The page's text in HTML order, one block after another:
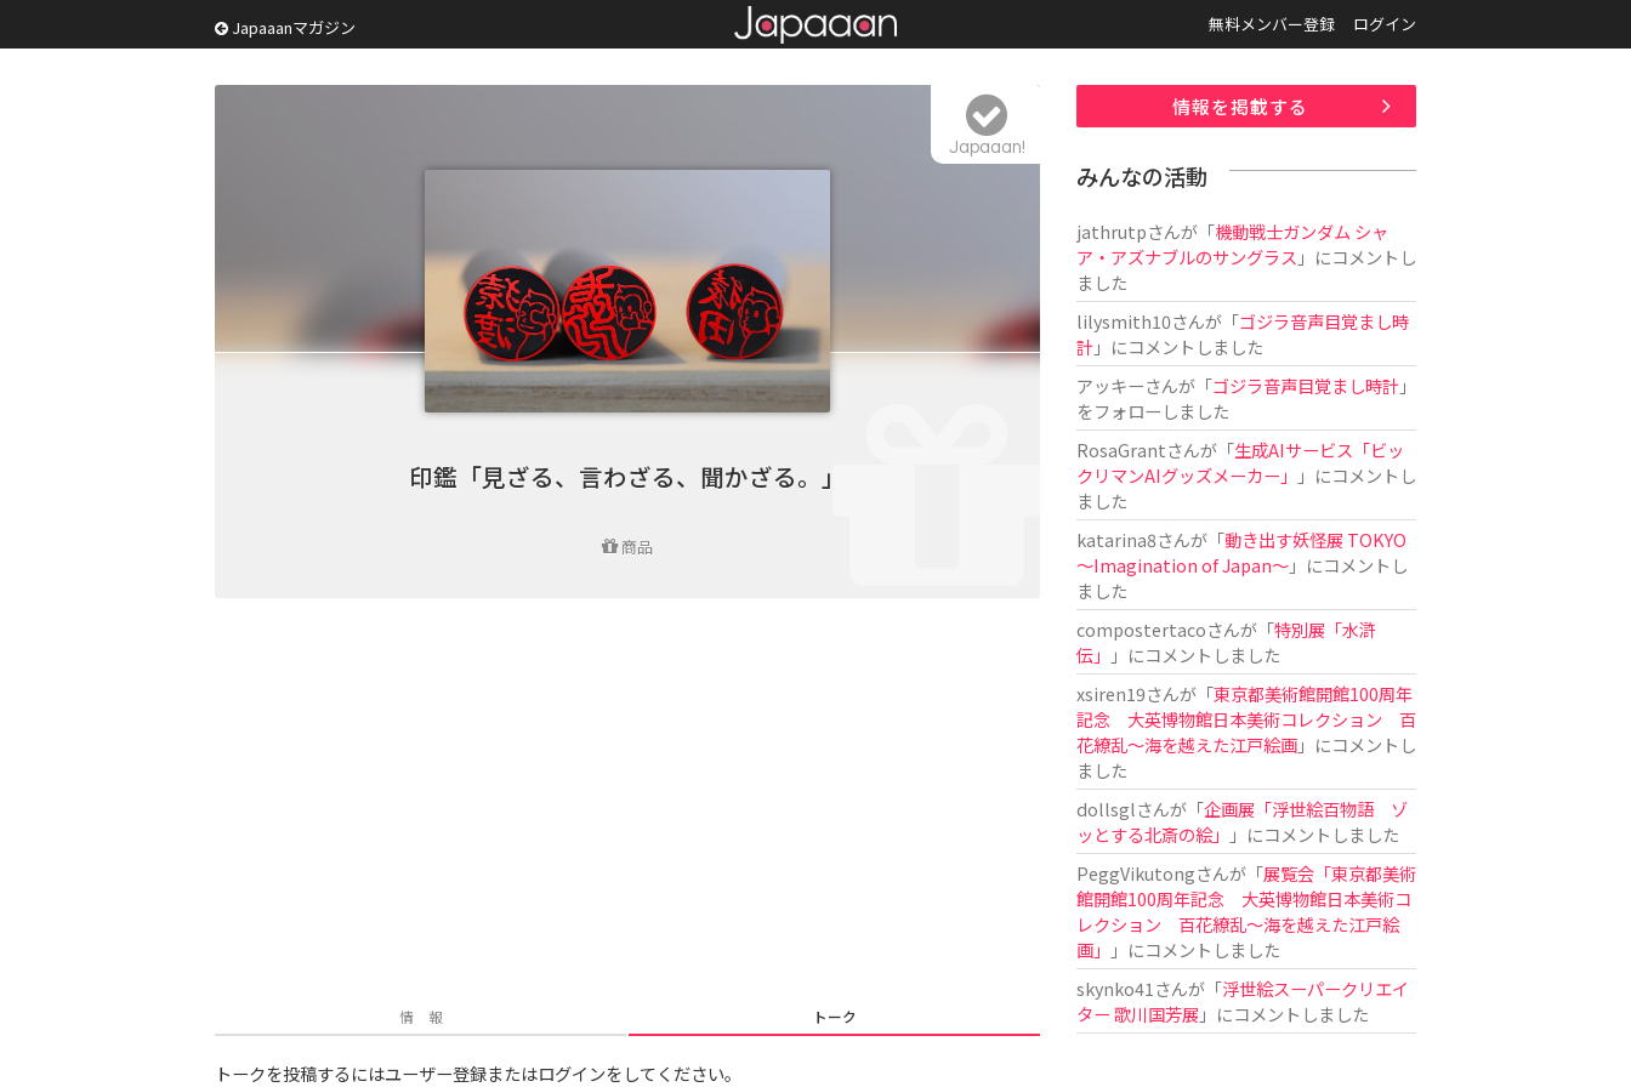
Japaaanマガジン 無料メンバー登録 ログイン
印鑑「見ざる、言わざる、聞かざる。」
商品
Japaaan!
情 報 トーク
トークを投稿するにはユーザー登録またはログインをしてください。
情報を掲載する
みんなの活動
jathrutpさんが「機動戦士ガンダム シャ
ア・アズナブルのサングラス 」にコメントし
ました
lilysmith10さんが「ゴジラ音声目覚まし時
計」にコメントしました
アッキーさんが「ゴジラ音声目覚まし時計」
をフォローしました
RosaGrantさんが「生成AIサービス「ビッ
クリマンAIグッズメーカー」
」にコメントし
ました
katarina8さんが「動き出す妖怪展 TOKYO
〜Imagination of Japan〜」にコメントし
ました
compostertacoさんが「特別展「水滸
伝」
」にコメントしました
xsiren19さんが「東京都美術館開館100周年
記念 大英博物館日本美術コレクション 百
花繚乱～海を越えた江戸絵画」にコメントし
ました
dollsglさんが「企画展「浮世絵百物語 ゾ
ッとする北斎の絵」
」にコメントしました
PeggVikutongさんが「展覧会「東京都美術
館開館100周年記念 大英博物館日本美術コ
レクション 百花繚乱〜海を越えた江戸絵
画」
」にコメントしました
skynko41 さんが「浮世絵スーパークリエイ
ター 歌川国芳展 」にコメントしました